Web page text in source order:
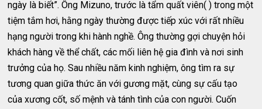
ngày là biết”. Ông Mizuno, trước là tẩm quất viên( ) trong một
tiệm tắm hơi, hằng ngày thường được tiếp xúc với rất nhiều
hạng người trong khi hành nghề. Ông thường gợi chuyện hỏi
khách hàng về thể chất, các mối liên hệ gia đình và nơi sinh
trưởng của họ. Sau nhiều năm kinh nghiệm, ông tìm ra sự
tương quan giữa thức ăn với gương mặt, cùng sự cấu tạo
của xương cốt, số mệnh và tánh tình của con người. Cuốn